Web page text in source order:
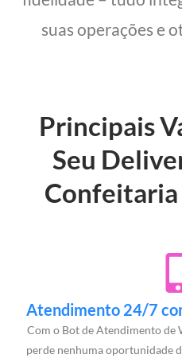
suas operações e
Principais
Seu
Atendimento 24/7
Com o Bot de Atendimento de
perde nenhuma oportunidade